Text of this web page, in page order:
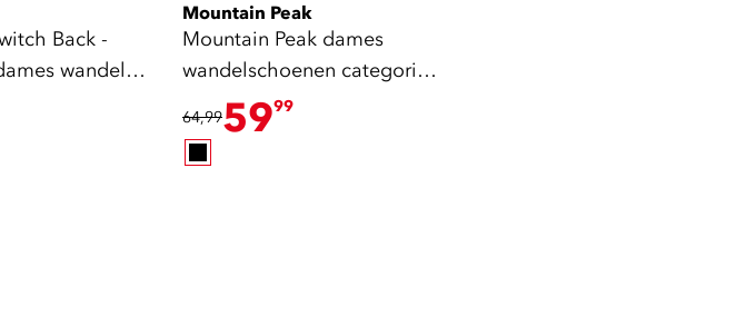
Back -
wandel
Mountain Peak
Mountain Peak dames
wandelschoenen categorie
64,995999